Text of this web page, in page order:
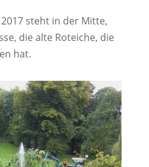
steht in der Mitte,
die alte Roteiche, die
hat.